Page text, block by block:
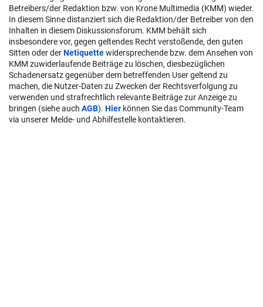
Betreibers/der Redaktion bzw. von Krone Multimedia (KMM) wieder.
In diesem Sinne distanziert sich die Redaktion/der Betreiber von den
Inhalten in diesem Diskussionsforum. KMM behält sich
insbesondere vor, gegen geltendes Recht verstoßende, den guten
Sitten oder derNetiquettewidersprechende bzw. dem Ansehen von
KMM zuwiderlaufende Beiträge zu löschen, diesbezüglichen
Schadenersatz gegenüber dem betreffenden User geltend zu
machen, die Nutzer-Daten zu Zwecken der Rechtsverfolgung zu
verwenden und strafrechtlich relevante Beiträge zur Anzeige zu
bringen (siehe auch AGB). Hier können Sie das Community-Team
via unserer Melde- und Abhilfestelle kontaktieren.